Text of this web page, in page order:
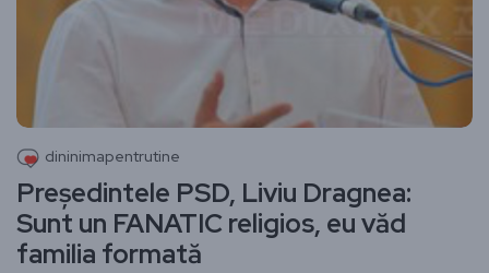
dininimapentrutine
Preşedintele PSD, Liviu Dragnea:
Sunt un FANATIC religios, eu văd
familia formată